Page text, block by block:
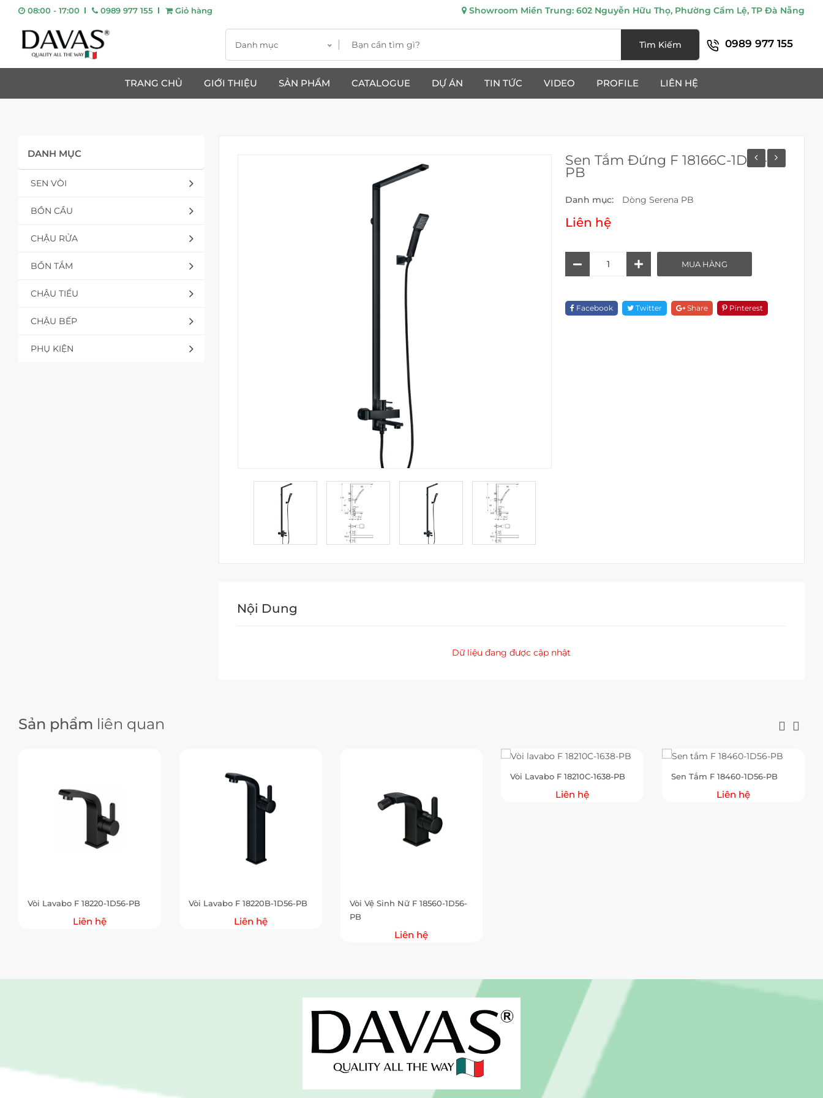
08:00 - 17:00 0989 977 155 Giỏ hàng Showroom Miền Trung: 602 Nguyễn Hữu Thọ, Phường Cẩm Lệ, TP Đà Nẵng
Danh mục Tìm Kiếm 0989 977 155
TRANG CHỦ GIỚI THIỆU SẢN PHẨM CATALOGUE DỰ ÁN TIN TỨC VIDEO PROFILE LIÊN HỆ
DANH MỤC
SEN VÒI
BỒN CẦU
CHẬU RỬA
BỒN TẮM
CHẬU TIỂU
CHẬU BẾP
PHỤ KIỆN
Sen Tắm Đứng F 18166C-1D56-
PB
Danh mục: Dòng Serena PB
Liên hệ
F
18166C-
MUA HÀNG
Facebook Twitter Share Pinterest
Nội Dung
Dữ liệu đang được cập nhật
Sản phẩm liên quan
Vòi Lavabo F 18220-1D56-PB
Liên hệ
Vòi Lavabo F 18220B-1D56-PB
Liên hệ
Vòi Vệ Sinh Nữ F 18560-1D56-
PB
Liên hệ
Vòi Lavabo F 18210C-1638-PB
Liên hệ
Sen Tắm F 18460-1D56-PB
Liên hệ